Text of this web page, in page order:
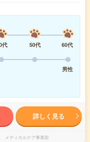
代 50代
60代
男性
詳しく見る
メディカルケア事業部